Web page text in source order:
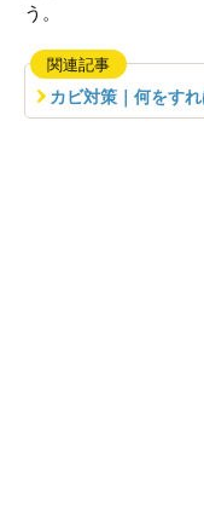
う。
関連記事
カビ対策｜何をす